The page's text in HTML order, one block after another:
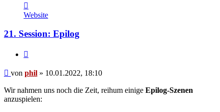
von
phil
Website
21. Session: Epilog
Beitrag
von phil » 10.01.2022, 18:10
Wir nahmen uns noch die Zeit, reihum einige Epilog-Szenen
anzuspielen: